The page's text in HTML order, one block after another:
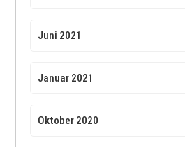
Juni 2021
Januar 2021
Oktober 2020